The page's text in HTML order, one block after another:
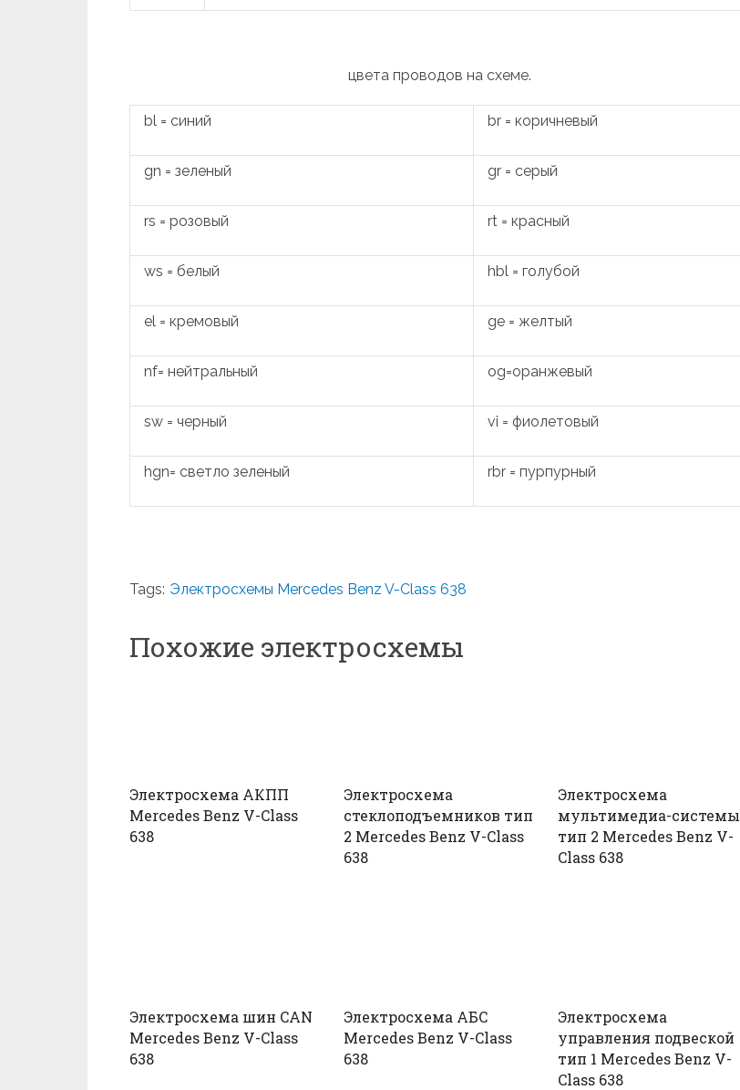
цвета проводов на схеме.
bl = синий br = коричневый
gn = зеленый gr = серый
rs = розовый rt = красный
ws = белый hbl = голубой
el = кремовый ge = желтый
nf= нейтральный og=оранжевый
sw = черный vi = фиолетовый
hgn= светло зеленый rbr = пурпурный
Tags: Электросхемы Mercedes Benz V-Class 638
Похожие электросхемы
Электросхема АКПП
Mercedes Benz V-Class
638
Электросхема
стеклоподъемников тип
2 Mercedes Benz V-Class
638
Электросхема
мультимедиа-системы
тип 2 Mercedes Benz V-
Class 638
Электросхема шин CAN
Mercedes Benz V-Class
638
Электросхема АБС
Mercedes Benz V-Class
638
Электросхема
управления подвеской
тип 1 Mercedes Benz V-
Class 638